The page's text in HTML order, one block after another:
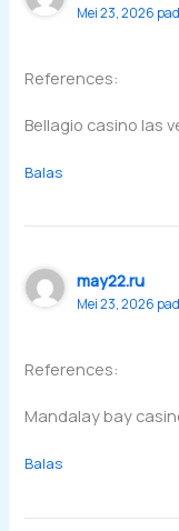
Mei 23, 2026
References:
Bellagio casino las
Balas
may22.ru
Mei 23, 2026
References:
Mandalay bay
Balas